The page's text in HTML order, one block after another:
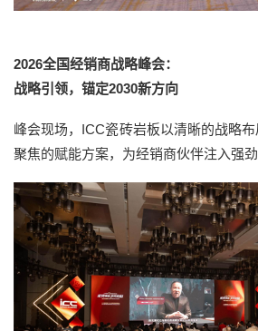
2026全国经销商战略峰会：
战略引领，锚定2030新方向
峰会现场，ICC瓷砖岩板以清晰的战略
聚焦的赋能方案，为经销商伙伴注入强劲